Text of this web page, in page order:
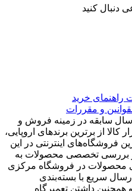
دنبال کنید
راهنمای خرید
قوانین و مقررات
مجموعه کالا عمران با بیش از ۲۰ سال سابقه در زمینه فروش و
ابزارآلات تخصصی و ۱۰ هزار کالا از برترین برندهای اروپایی،
فروشگاه‌های اینترنتی در این
بررسی تخصصی محصولات به
محصولات در فروشگاه مرکزی
سریع با بسته‌بندی
همچنین داشتن تعمیرگاه